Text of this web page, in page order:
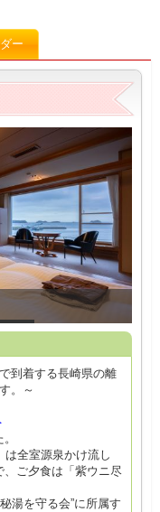
ー
到着する長崎県の離
。～
は全室源泉かけ流し
、ご夕食は「紫ウニ尽
湯を守る会”に所属す